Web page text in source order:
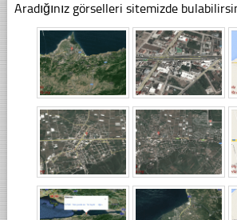
Aradığınız görselleri sitemizde